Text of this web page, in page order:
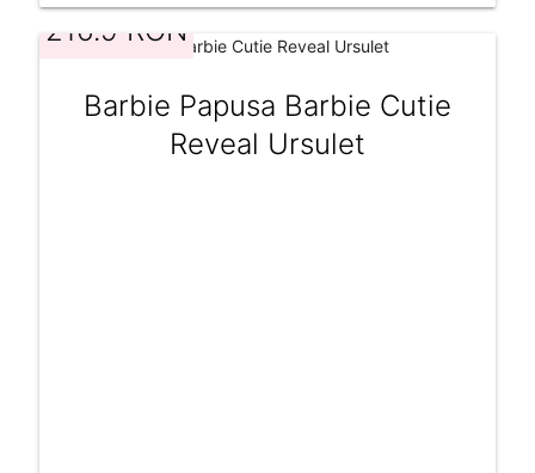
216.9 RON
Barbie Papusa Barbie Cutie
Reveal Ursulet